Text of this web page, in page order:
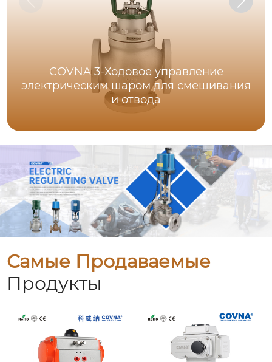
COVNA 3-Ходовое управление
электрическим шаром для смешивания
и отвода
Самые Продаваемые
Продукты